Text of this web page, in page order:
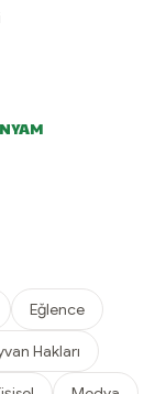
Eğlence
Hakları